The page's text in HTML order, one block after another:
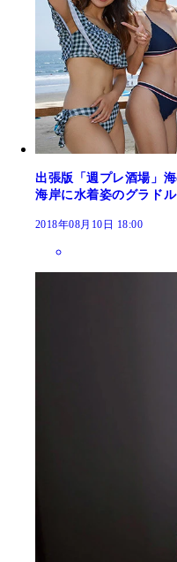
出張版「週プレ酒場」
海岸に水着姿のグラドル
2018年08月10日 18:00